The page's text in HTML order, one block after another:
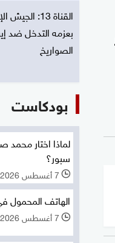
القناة 13:
بعزمه التدخل ضد
الصواريخ
بودكاست
لماذا اختار محمد
سبور؟
l 7 أغسطس 2026
الهاتف المحمول في
l 7 أغسطس 2026